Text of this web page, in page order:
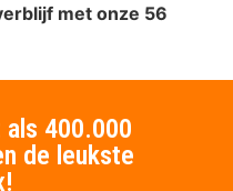
met onze 56
als 400.000
de leukste